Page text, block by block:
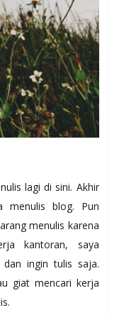
lagi di sini. Akhir
menulis blog. Pun
menulis karena
kantoran, saya
ingin tulis saja.
giat mencari kerja